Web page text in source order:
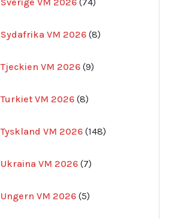
Sverige VM 2026 74
produkter
Sydafrika VM 2026 8
produkter
Tjeckien VM 2026 9
produkter
Turkiet VM 2026 8
produkter
Tyskland VM 2026 148
produkter
Ukraina VM 2026 7
produkter
Ungern VM 2026 5
produkter